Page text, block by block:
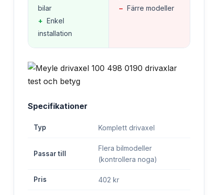
bilar
+ Enkel
installation
− Färre modeller
Specifikationer
Typ Komplett drivaxel
Passar till
Flera bilmodeller
(kontrollera noga)
Pris 402 kr